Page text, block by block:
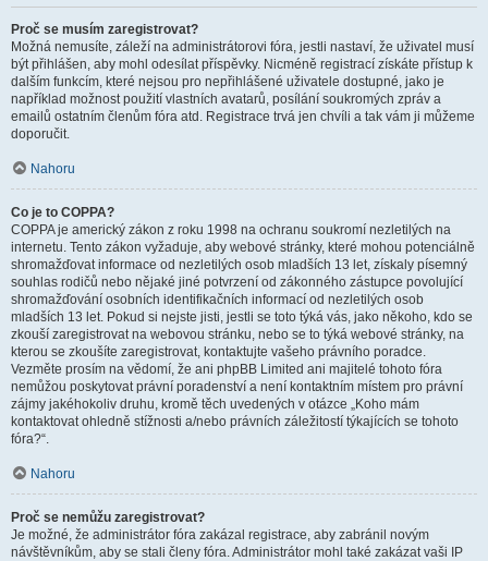
Proč se musím zaregistrovat?
Možná nemusíte, záleží na administrátorovi fóra, jestli nastaví, že uživatel musí
být přihlášen, aby mohl odesílat příspěvky. Nicméně registrací získáte přístup k
dalším funkcím, které nejsou pro nepřihlášené uživatele dostupné, jako je
například možnost použití vlastních avatarů, posílání soukromých zpráv a
emailů ostatním členům fóra atd. Registrace trvá jen chvíli a tak vám ji můžeme
doporučit.
Nahoru
Co je to COPPA?
COPPA je americký zákon z roku 1998 na ochranu soukromí nezletilých na
internetu. Tento zákon vyžaduje, aby webové stránky, které mohou potenciálně
shromažďovat informace od nezletilých osob mladších 13 let, získaly písemný
souhlas rodičů nebo nějaké jiné potvrzení od zákonného zástupce povolující
shromažďování osobních identifikačních informací od nezletilých osob
mladších 13 let. Pokud si nejste jisti, jestli se toto týká vás, jako někoho, kdo se
zkouší zaregistrovat na webovou stránku, nebo se to týká webové stránky, na
kterou se zkoušíte zaregistrovat, kontaktujte vašeho právního poradce.
Vezměte prosím na vědomí, že ani phpBB Limited ani majitelé tohoto fóra
nemůžou poskytovat právní poradenství a není kontaktním místem pro právní
zájmy jakéhokoliv druhu, kromě těch uvedených v otázce „Koho mám
kontaktovat ohledně stížnosti a/nebo právních záležitostí týkajících se tohoto
fóra?“.
Nahoru
Proč se nemůžu zaregistrovat?
Je možné, že administrátor fóra zakázal registrace, aby zabránil novým
návštěvníkům, aby se stali členy fóra. Administrátor mohl také zakázat vaši IP